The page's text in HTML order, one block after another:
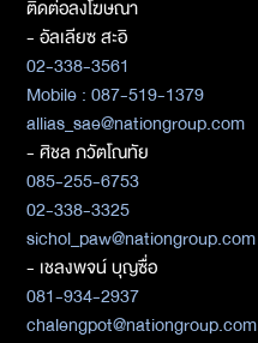
ติดต่อลงโฆษณา
- อัลเลียซ สะอิ
02-338-3561
Mobile : 087-519-1379
allias_sae@nationgroup.com
- ศิชล ภวัตโณทัย
085-255-6753
02-338-3325
sichol_paw@nationgroup.com
- เชลงพจน์ บุญซื่อ
081-934-2937
chalengpot@nationgroup.com